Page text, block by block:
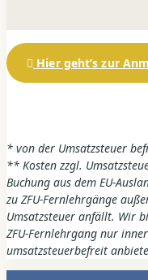
Hier geht’s zur
* von der Umsatzsteuer
** Kosten zzgl.
Buchung aus dem EU-
zu ZFU-Fernlehrgänge
Umsatzsteuer anfällt. Wir
ZFU-Fernlehrgang nur
umsatzsteuerbefreit